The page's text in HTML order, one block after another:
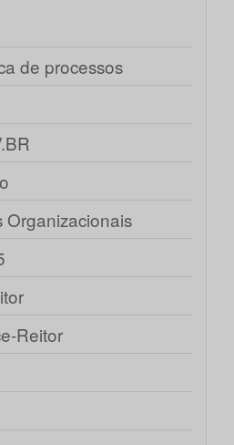
de processos
Organizacionais
Reitor